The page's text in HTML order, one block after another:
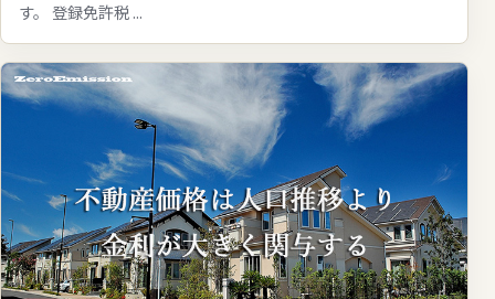
す。 登録免許税 ...